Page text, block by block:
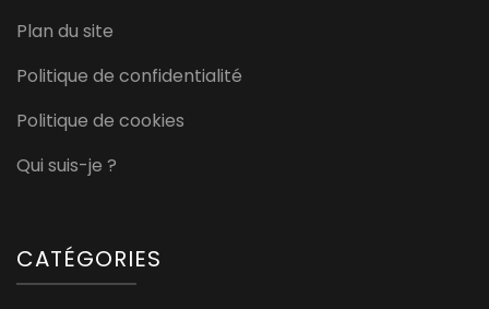
Plan du site
Politique de confidentialité
Politique de cookies
Qui suis-je ?
CATÉGORIES